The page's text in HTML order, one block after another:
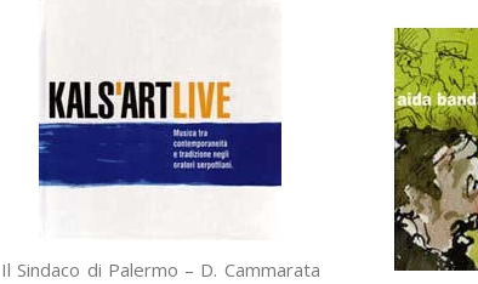
Il Sindaco di Palermo – D. Cammarata